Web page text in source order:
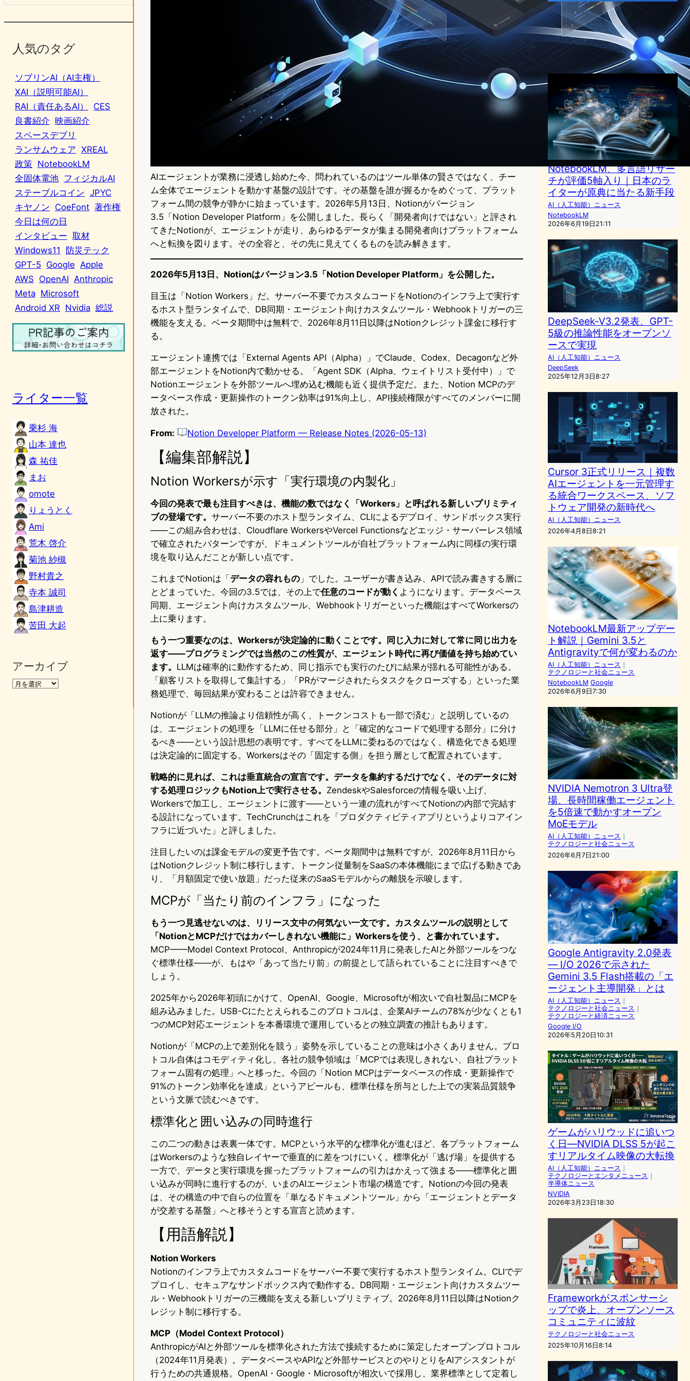
人気のタグ
ソブリンAI（AI主権）
XAI（説明可能AI）
RAI（責任あるAI）
CES
良書紹介 映画紹介
スペースデブリ
ランサムウェア XREAL
政策 NotebookLM
全固体電池 フィジカルAI
ステーブルコイン JPYC
キヤノン CoeFont 著作権
今日は何の日
インタビュー 取材
Windows11
防災テック
GPT-5 Google Apple
AWS OpenAI Anthropic
Meta Microsoft
Android XR Nvidia 総説
ライター一覧
乗杉 海
山本 達也
森 祐佳
まお
omote
りょうとく
Ami
荒木 啓介
菊池 紗槻
野村貴之
寺本 誠司
島津耕造
苦田 大起
アーカイブ
AIエージェントが業務に浸透し始めた今、問われているのはツール単体の賢さではなく、チー
ム全体でエージェントを動かす基盤の設計です。その基盤を誰が握るかをめぐって、プラット
フォーム間の競争が静かに始まっています。2026年5月13日、Notionがバージョン
3.5「Notion Developer Platform」を公開しました。長らく「開発者向けではない」と評され
てきたNotionが、エージェントが走り、あらゆるデータが集まる開発者向けプラットフォーム
へと転換を図ります。その全容と、その先に見えてくるものを読み解きます。
2026年5月13日、Notionはバージョン3.5「Notion Developer Platform」を公開した。
目玉は「Notion Workers」だ。サーバー不要でカスタムコードをNotionのインフラ上で実行す
るホスト型ランタイムで、DB同期・エージェント向けカスタムツール・Webhookトリガーの三
機能を支える。ベータ期間中は無料で、2026年8月11日以降はNotionクレジット課金に移行す
る。
エージェント連携では「External Agents API（Alpha）」でClaude、Codex、Decagonなど外
部エージェントをNotion内で動かせる。「Agent SDK（Alpha、ウェイトリスト受付中）」で
Notionエージェントを外部ツールへ埋め込む機能も近く提供予定だ。また、Notion MCPのデ
ータベース作成・更新操作のトークン効率は91%向上し、API接続権限がすべてのメンバーに開
放された。
From: Notion Developer Platform — Release Notes (2026-05-13)
【編集部解説】
Notion Workersが示す「実行環境の内製化」
今回の発表で最も注目すべきは、機能の数ではなく「Workers」と呼ばれる新しいプリミティ
ブの登場です。 サーバー不要のホスト型ランタイム、CLIによるデプロイ、サンドボックス実行
——この組み合わせは、Cloudflare WorkersやVercel Functionsなどエッジ・サーバーレス領域
で確立されたパターンですが、ドキュメントツールが自社プラットフォーム内に同様の実行環
境を取り込んだことが新しい点です。
これまでNotionは「データの容れもの」でした。ユーザーが書き込み、APIで読み書きする層に
とどまっていた。今回の3.5では、その上で任意のコードが動く ようになります。データベース
同期、エージェント向けカスタムツール、Webhookトリガーといった機能はすべてWorkersの
上に乗ります。
もう一つ重要なのは、Workersが決定論的に動くことです。同じ入力に対して常に同じ出力を
返す——プログラミングでは当然のこの性質が、エージェント時代に再び価値を持ち始めてい
ます。 LLMは確率的に動作するため、同じ指示でも実行のたびに結果が揺れる可能性がある。
「顧客リストを取得して集計する」「PRがマージされたらタスクをクローズする」といった業
務処理で、毎回結果が変わることは許容できません。
Notionが「LLMの推論より信頼性が高く、トークンコストも一部で済む」と説明しているの
は、エージェントの処理を「LLMに任せる部分」と「確定的なコードで処理する部分」に分け
るべき——という設計思想の表明です。すべてをLLMに委ねるのではなく、構造化できる処理
は決定論的に固定する。Workersはその「固定する側」を担う層として配置されています。
戦略的に見れば、これは垂直統合の宣言です。データを集約するだけでなく、そのデータに対
する処理ロジックもNotion上で実行させる。 ZendeskやSalesforceの情報を吸い上げ、
Workersで加工し、エージェントに渡す——という一連の流れがすべてNotionの内部で完結す
る設計になっています。TechCrunchはこれを「プロダクティビティアプリというよりコアイン
フラに近づいた」と評しました。
注目したいのは課金モデルの変更予告です。ベータ期間中は無料ですが、2026年8月11日から
はNotionクレジット制に移行します。トークン従量制をSaaSの本体機能にまで広げる動きであ
り、「月額固定で使い放題」だった従来のSaaSモデルからの離脱を示唆します。
MCPが「当たり前のインフラ」になった
もう一つ見逃せないのは、リリース文中の何気ない一文です。カスタムツールの説明として
「NotionとMCPだけではカバーしきれない機能に」Workersを使う、と書かれています。
MCP——Model Context Protocol、Anthropicが2024年11月に発表したAIと外部ツールをつな
ぐ標準仕様——が、もはや「あって当たり前」の前提として語られていることに注目すべきで
しょう。
2025年から2026年初頭にかけて、OpenAI、Google、Microsoftが相次いで自社製品にMCPを
組み込みました。USB-Cにたとえられるこのプロトコルは、企業AIチームの78%が少なくとも1
つのMCP対応エージェントを本番環境で運用しているとの独立調査の推計もあります。
Notionが「MCPの上で差別化を競う」姿勢を示していることの意味は小さくありません。プロ
トコル自体はコモディティ化し、各社の競争領域は「MCPでは表現しきれない、自社プラット
フォーム固有の処理」へと移った。今回の「Notion MCPはデータベースの作成・更新操作で
91%のトークン効率化を達成」というアピールも、標準仕様を所与とした上での実装品質競争
という文脈で読むべきです。
標準化と囲い込みの同時進行
この二つの動きは表裏一体です。MCPという水平的な標準化が進むほど、各プラットフォーム
はWorkersのような独自レイヤーで垂直的に差をつけにいく。標準化が「逃げ場」を提供する
一方で、データと実行環境を握ったプラットフォームの引力はかえって強まる——標準化と囲
い込みが同時に進行するのが、いまのAIエージェント市場の構造です。Notionの今回の発表
は、その構造の中で自らの位置を「単なるドキュメントツール」から「エージェントとデータ
が交差する基盤」へと移そうとする宣言と読めます。
【用語解説】
Notion Workers
Notionのインフラ上でカスタムコードをサーバー不要で実行するホスト型ランタイム。CLIでデ
プロイし、セキュアなサンドボックス内で動作する。DB同期・エージェント向けカスタムツー
ル・Webhookトリガーの三機能を支える新しいプリミティブ。2026年8月11日以降はNotionク
レジット制に移行する。
MCP（Model Context Protocol）
AnthropicがAIと外部ツールを標準化された方法で接続するために策定したオープンプロトコル
（2024年11月発表）。データベースやAPIなど外部サービスとのやりとりをAIアシスタントが
行うための共通規格。OpenAI・Google・Microsoftが相次いで採用し、業界標準として定着し
Hostinger、コーディング不
要のAI開発ツール
「Horizons」をリリース
AI（人工知能）ニュース
NotebookLM、多言語リサー
チが評価5軸入り｜日本のラ
イターが原典に当たる新手段
AI（人工知能）ニュース
NotebookLM
2026年6月19日21:11
DeepSeek-V3.2発表、GPT-
5級の推論性能をオープンソ
ースで実現
AI（人工知能）ニュース
DeepSeek
2025年12月3日8:27
Cursor 3正式リリース｜複数
AIエージェントを一元管理す
る統合ワークスペース、ソフ
トウェア開発の新時代へ
AI（人工知能）ニュース
2026年4月8日8:21
NotebookLM最新アップデー
ト解説｜Gemini 3.5と
Antigravityで何が変わるのか
AI（人工知能）ニュース ｜
テクノロジーと社会ニュース
NotebookLM Google
2026年6月9日7:30
NVIDIA Nemotron 3 Ultra登
場、長時間稼働エージェント
を5倍速で動かすオープン
MoEモデル
AI（人工知能）ニュース ｜
テクノロジーと社会ニュース
2026年6月7日21:00
Google Antigravity 2.0発表
— I/O 2026で示された
Gemini 3.5 Flash搭載の「エ
ージェント主導開発」とは
AI（人工知能）ニュース ｜
テクノロジーと社会ニュース ｜
テクノロジーと経済ニュース
Google I/O
2026年5月20日10:31
ゲームがハリウッドに追いつ
く日—NVIDIA DLSS 5が起こ
すリアルタイム映像の大転換
AI（人工知能）ニュース ｜
テクノロジーとエンタメニュース ｜
半導体ニュース
NVIDIA
2026年3月23日18:30
Frameworkがスポンサーシ
ップで炎上、オープンソース
コミュニティに波紋
テクノロジーと社会ニュース
2025年10月16日8:14